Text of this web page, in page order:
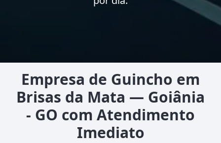
Empresa de Guincho em
Brisas da Mata — Goiânia
- GO com Atendimento
Imediato